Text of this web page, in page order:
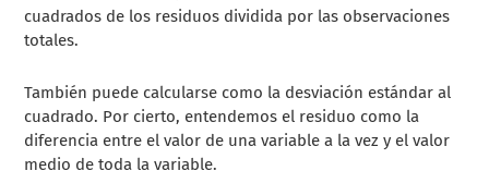
cuadrados de los residuos dividida por las observaciones
totales.
También puede calcularse como la desviación estándar al
cuadrado. Por cierto, entendemos el residuo como la
diferencia entre el valor de una variable a la vez y el valor
medio de toda la variable.